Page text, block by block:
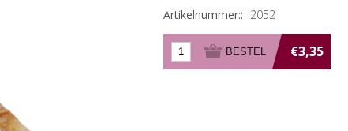
Artikelnummer:: 2052
€3,35